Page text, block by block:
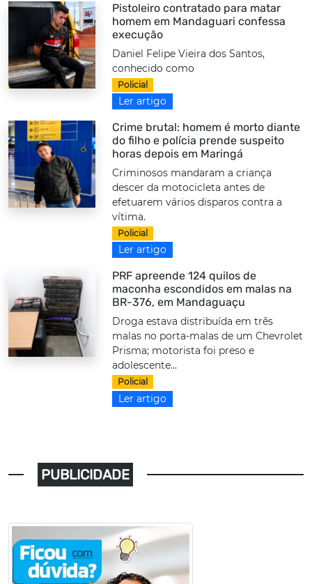
Pistoleiro contratado para matar
homem em Mandaguari confessa
execução
Daniel Felipe Vieira dos Santos,
conhecido como
Policial
Ler artigo
Crime brutal: homem é morto diante
do filho e polícia prende suspeito
horas depois em Maringá
Criminosos mandaram a criança
descer da motocicleta antes de
efetuarem vários disparos contra a
vítima.
Policial
Ler artigo
PRF apreende 124 quilos de
maconha escondidos em malas na
BR-376, em Mandaguaçu
Droga estava distribuída em três
malas no porta-malas de um Chevrolet
Prisma; motorista foi preso e
adolescente...
Policial
Ler artigo
PUBLICIDADE